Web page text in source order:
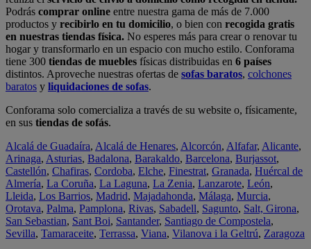
Podrás comprar online entre nuestra gama de más de 7.000
productos y recibirlo en tu domicilio, o bien con recogida gratis
en nuestras tiendas física. No esperes más para crear o renovar tu
hogar y transformarlo en un espacio con mucho estilo. Conforama
tiene 300 tiendas de muebles físicas distribuidas en 6 países
distintos. Aproveche nuestras ofertas de sofas baratos, colchones
baratos y liquidaciones de sofas.
Conforama solo comercializa a través de su website o, físicamente,
en sus tiendas de sofás.
Alcalá de Guadaíra, Alcalá de Henares, Alcorcón, Alfafar, Alicante,
Arinaga, Asturias, Badalona, Barakaldo, Barcelona, Burjassot,
Castellón, Chafiras, Cordoba, Elche, Finestrat, Granada, Huércal de
Almería, La Coruña, La Laguna, La Zenia, Lanzarote, León,
Lleida, Los Barrios, Madrid, Majadahonda, Málaga, Murcia,
Orotava, Palma, Pamplona, Rivas, Sabadell, Sagunto, Salt, Girona,
San Sebastian, Sant Boi, Santander, Santiago de Compostela,
Sevilla, Tamaraceite, Terrassa, Viana, Vilanova i la Geltrú, Zaragoza